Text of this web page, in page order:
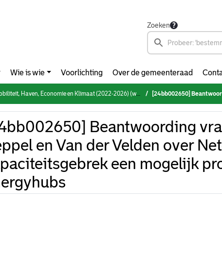
Zoeken
Wie is wie Voorlichting Over de gemeenteraad
Haven, Economie en Klimaat (2022-2026) (woensdag 3 juli 2024) [24bb002650] Beantwoording vragen Van de Peppel en
Beantwoording
en Van der Velden over
een mogelijk